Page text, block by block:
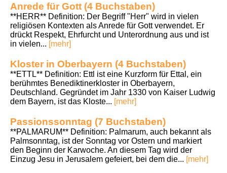
Anrede für Gott (4 Buchstaben)
**HERR** Definition: Der Begriff "Herr" wird in vielen
religiösen Kontexten als Anrede für Gott verwendet. Er
drückt Respekt, Ehrfurcht und Unterordnung aus und ist
in vielen... [mehr]
Kloster in Oberbayern (4 Buchstaben)
**ETTL** Definition: Ettl ist eine Kurzform für Ettal, ein
berühmtes Benediktinerkloster in Oberbayern,
Deutschland. Gegründet im Jahr 1330 von Kaiser Ludwig
dem Bayern, ist das Kloste... [mehr]
Passionssonntag (7 Buchstaben)
**PALMARUM** Definition: Palmarum, auch bekannt als
Palmsonntag, ist der Sonntag vor Ostern und markiert
den Beginn der Karwoche. An diesem Tag wird der
Einzug Jesu in Jerusalem gefeiert, bei dem die... [mehr]